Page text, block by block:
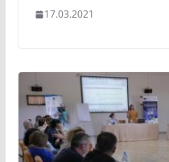
17.03.2021